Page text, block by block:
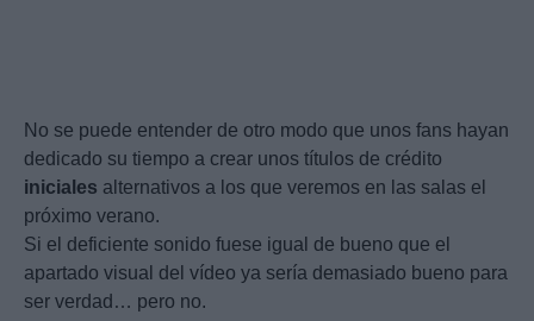
No se puede entender de otro modo que unos fans hayan
dedicado su tiempo a crear unos títulos de crédito
iniciales alternativos a los que veremos en las salas el
próximo verano.
Si el deficiente sonido fuese igual de bueno que el
apartado visual del vídeo ya sería demasiado bueno para
ser verdad… pero no.